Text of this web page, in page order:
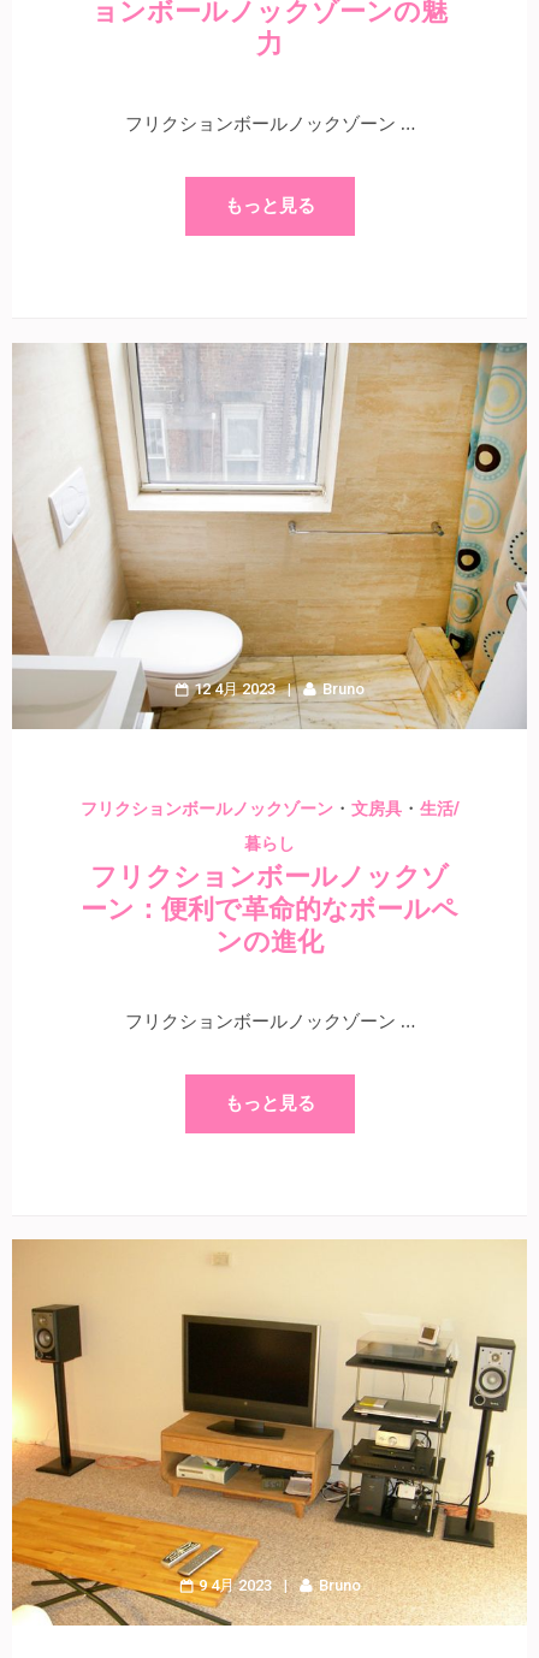
ョンボールノックゾーンの魅
力
フリクションボールノックゾーン …
もっと見る
12 4月 2023 Bruno
フリクションボールノックゾーン ・ 文房具・ 生活/
暮らし
フリクションボールノックゾ
ーン：便利で革命的なボールペ
ンの進化
フリクションボールノックゾーン …
もっと見る
9 4月 2023 Bruno